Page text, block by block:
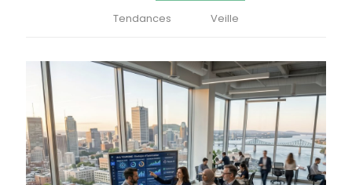
Tendances Veille